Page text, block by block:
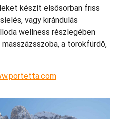
készít elsősorban friss
vagy kirándulás
wellness részlegében
a törökfürdő,